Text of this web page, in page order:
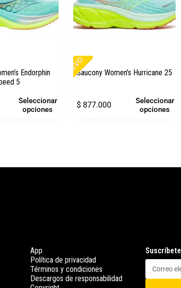
Endorphin
5
Seleccionar
opciones
NUEVO
Saucony Women’s Hurricane 25
$877.000
Seleccionar
opciones
App
Política de privacidad
Términos y condiciones
Descargos de responsabilidad
Suscríbete